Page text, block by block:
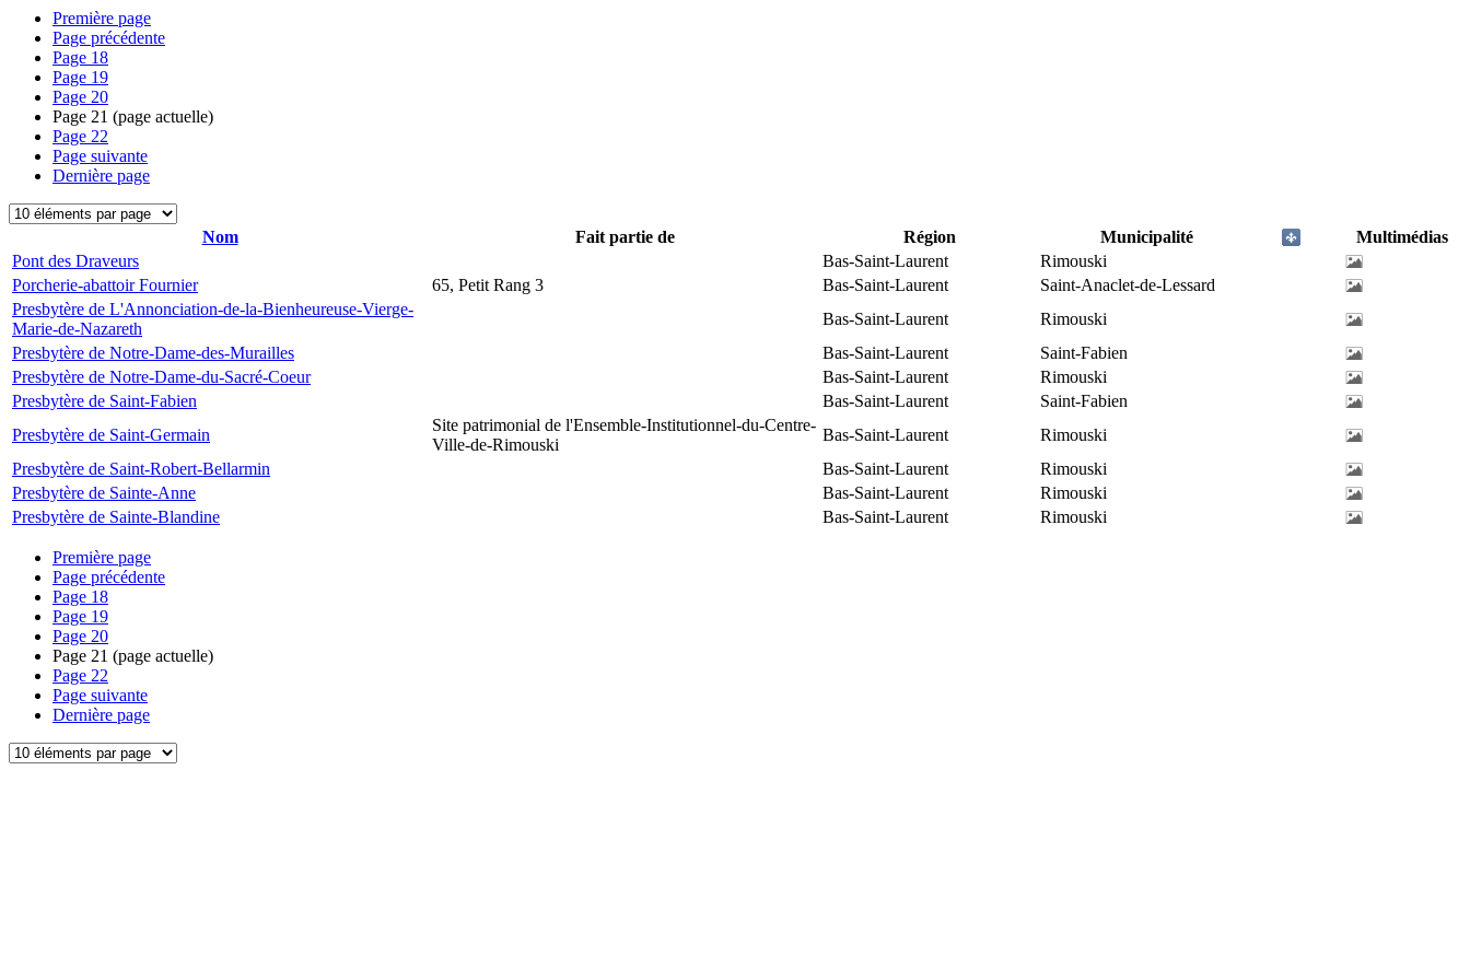
Première page
Page précédente
Page 18
Page 19
Page 20
Page 21 (page actuelle)
Page 22
Page suivante
Dernière page
Nom Fait partie de Région Municipalité
Multimédias
Pont des Draveurs
Bas-Saint-Laurent
Rimouski
Porcherie-abattoir Fournier
65, Petit Rang 3 Bas-Saint-Laurent
Saint-Anaclet-de-Lessard
Presbytère de L'Annonciation-de-la-Bienheureuse-Vierge-
Marie-de-Nazareth
Bas-Saint-Laurent
Rimouski
Presbytère de Notre-Dame-des-Murailles
Bas-Saint-Laurent
Saint-Fabien
Presbytère de Notre-Dame-du-Sacré-Coeur
Bas-Saint-Laurent
Rimouski
Presbytère de Saint-Fabien
Bas-Saint-Laurent
Saint-Fabien
Presbytère de Saint-Germain
Site patrimonial de l'Ensemble-Institutionnel-du-Centre-
Ville-de-Rimouski
Bas-Saint-Laurent
Rimouski
Presbytère de Saint-Robert-Bellarmin
Bas-Saint-Laurent
Rimouski
Presbytère de Sainte-Anne
Bas-Saint-Laurent
Rimouski
Presbytère de Sainte-Blandine
Bas-Saint-Laurent Rimouski
Première page
Page précédente
Page 18
Page 19
Page 20
Page 21 (page actuelle)
Page 22
Page suivante
Dernière page